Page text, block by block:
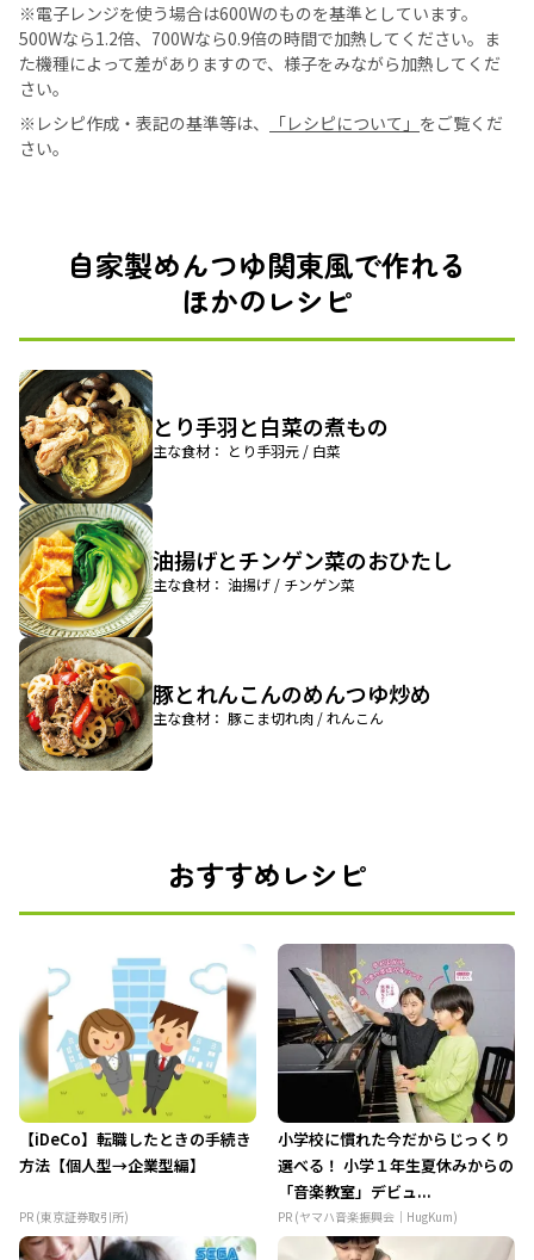
※電子レンジを使う場合は600Wのものを基準としています。
500Wなら1.2倍、700Wなら0.9倍の時間で加熱してください。ま
た機種によって差がありますので、様子をみながら加熱してくだ
さい。
※レシピ作成・表記の基準等は、
「レシピについて」 をご覧くだ
さい。
自家製めんつゆ関東風で作れる
ほかのレシピ
とり手羽と白菜の煮もの
主な食材： とり手羽元 / 白菜
油揚げとチンゲン菜のおひたし
主な食材： 油揚げ / チンゲン菜
豚とれんこんのめんつゆ炒め
主な食材： 豚こま切れ肉 / れんこん
おすすめレシピ
【iDeCo】転職したときの手続き
方法【個人型→企業型編】
PR (東京証券取引所)
小学校に慣れた今だからじっくり
選べる！ 小学１年生夏休みからの
「音楽教室」デビュ...
PR (ヤマハ音楽振興会｜HugKum)